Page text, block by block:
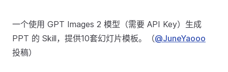
一个使用 GPT Images 2 模型（需要 API Key）生成
PPT 的 Skill，提供10套幻灯片模板。（@JuneYaooo
投稿）